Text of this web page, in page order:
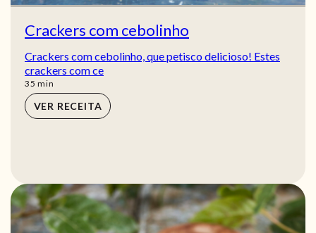
Crackers com cebolinho
Crackers com cebolinho, que petisco delicioso! Estes
crackers com ce
35 min
min
VER RECEITA